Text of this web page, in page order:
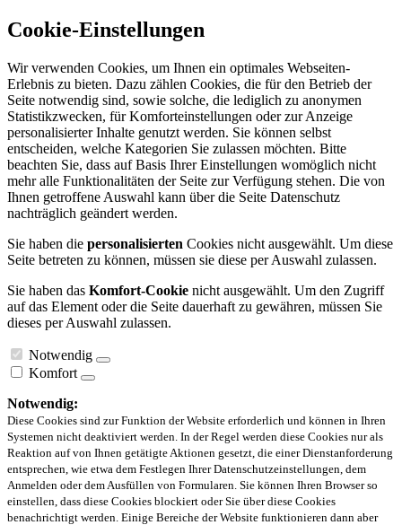
Cookie-Einstellungen
Wir verwenden Cookies, um Ihnen ein optimales Webseiten-
Erlebnis zu bieten. Dazu zählen Cookies, die für den Betrieb der
Seite notwendig sind, sowie solche, die lediglich zu anonymen
Statistikzwecken, für Komforteinstellungen oder zur Anzeige
personalisierter Inhalte genutzt werden. Sie können selbst
entscheiden, welche Kategorien Sie zulassen möchten. Bitte
beachten Sie, dass auf Basis Ihrer Einstellungen womöglich nicht
mehr alle Funktionalitäten der Seite zur Verfügung stehen. Die von
Ihnen getroffene Auswahl kann über die Seite Datenschutz
nachträglich geändert werden.
Sie haben die personalisierten Cookies nicht ausgewählt. Um diese
Seite betreten zu können, müssen sie diese per Auswahl zulassen.
Sie haben das Komfort-Cookie nicht ausgewählt. Um den Zugriff
auf das Element oder die Seite dauerhaft zu gewähren, müssen Sie
dieses per Auswahl zulassen.
Notwendig
Komfort
Notwendig:
Diese Cookies sind zur Funktion der Website erforderlich und können in Ihren
Systemen nicht deaktiviert werden. In der Regel werden diese Cookies nur als
Reaktion auf von Ihnen getätigte Aktionen gesetzt, die einer Dienstanforderung
entsprechen, wie etwa dem Festlegen Ihrer Datenschutzeinstellungen, dem
Anmelden oder dem Ausfüllen von Formularen. Sie können Ihren Browser so
einstellen, dass diese Cookies blockiert oder Sie über diese Cookies
benachrichtigt werden. Einige Bereiche der Website funktionieren dann aber